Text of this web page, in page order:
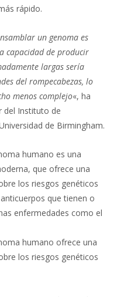
rápido.
un genoma es
capacidad de producir
largas sería
del rompecabezas, lo
menos complejo«, ha
del Instituto de
de Birmingham.
humano es una
que ofrece una
los riesgos genéticos
que tienen o
enfermedades como el
humano ofrece una
los riesgos genéticos